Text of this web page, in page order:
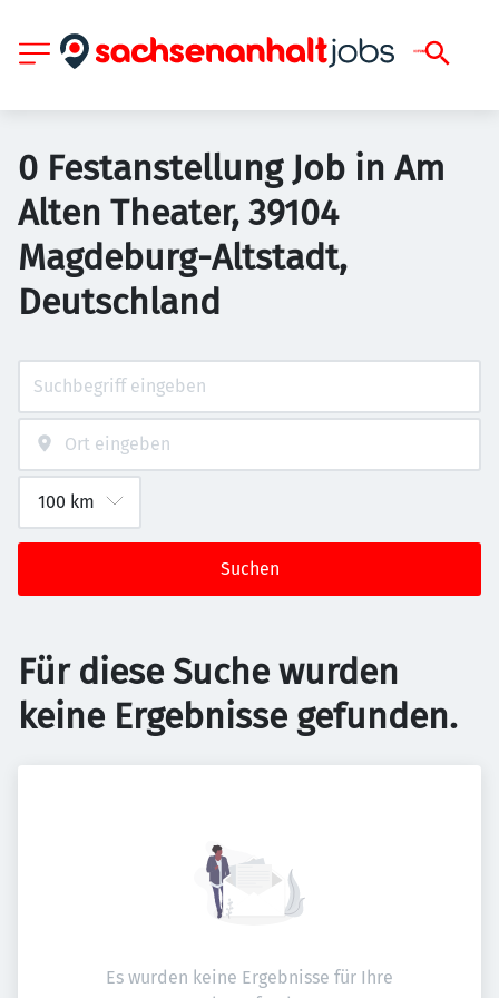
0 Festanstellung Job in Am
Alten Theater, 39104
Magdeburg-Altstadt,
Deutschland
Suchen
Für diese Suche wurden
keine Ergebnisse gefunden.
Es wurden keine Ergebnisse für Ihre